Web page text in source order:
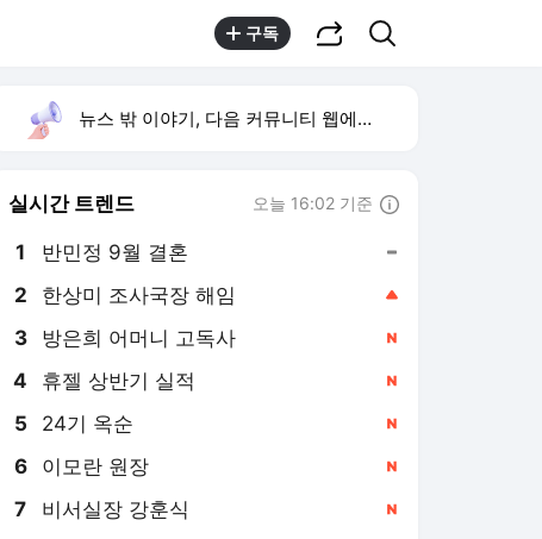
구독
뉴스 밖 이야기, 다음 커뮤니티 웹에서 보기
실시간 트렌드 오늘 16:02 기준
1 반민정 9월 결혼
2 한상미 조사국장 해임
3 방은희 어머니 고독사
4 휴젤 상반기 실적
5 24기 옥순
6 이모란 원장
7 비서실장 강훈식